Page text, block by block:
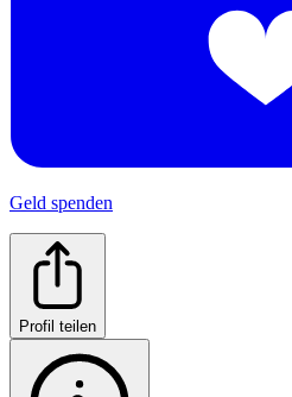
Geld spenden
Profil teilen